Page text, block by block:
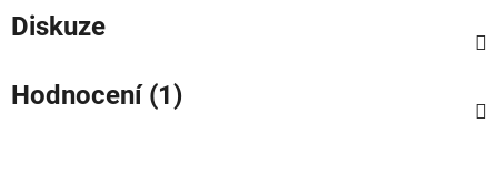
Diskuze
Hodnocení (1)